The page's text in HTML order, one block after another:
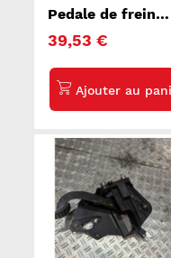
Pedale de frein
39,53 €